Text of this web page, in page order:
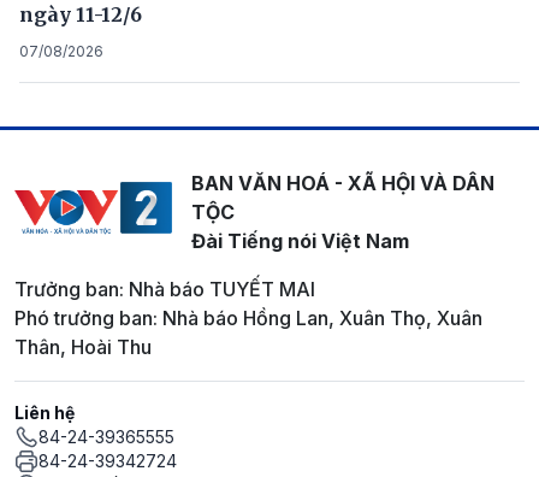
ngày 11-12/6
07/08/2026
BAN VĂN HOÁ - XÃ HỘI VÀ DÂN
TỘC
Đài Tiếng nói Việt Nam
Trưởng ban: Nhà báo TUYẾT MAI
Phó trưởng ban: Nhà báo Hồng Lan, Xuân Thọ, Xuân
Thân, Hoài Thu
Liên hệ
84-24-39365555
84-24-39342724